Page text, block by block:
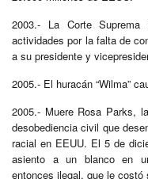
2003.- La Corte
actividades por la falta de
a su presidente y
2005.- El huracán “Wilma”
2005.- Muere Rosa Parks,
desobediencia civil que
racial en EEUU. El 5 de
asiento a un blanco en
entonces ilegal, que le